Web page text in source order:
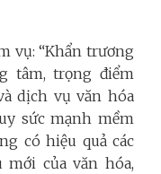
vụ: “Khẩn trương
tâm, trọng điểm
dịch vụ văn hóa
sức mạnh mềm
có hiệu quả các
của văn hóa,